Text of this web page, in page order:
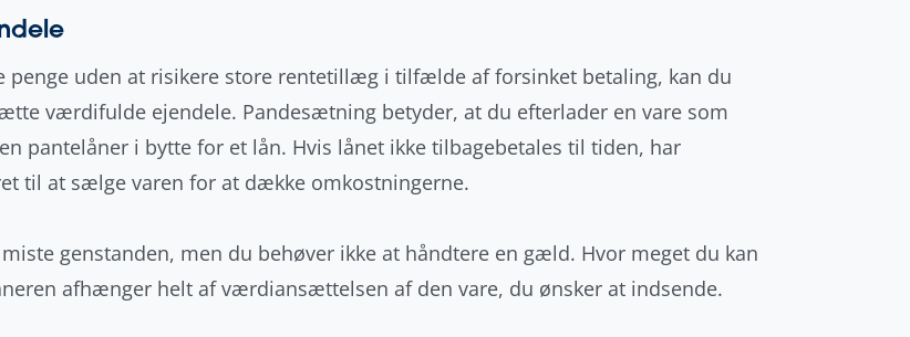
penge uden at risikere store rentetillæg i tilfælde af forsinket betaling, kan du
værdifulde ejendele. Pandesætning betyder, at du efterlader en vare som
pantelåner i bytte for et lån. Hvis lånet ikke tilbagebetales til tiden, har
til at sælge varen for at dække omkostningerne.
genstanden, men du behøver ikke at håndtere en gæld. Hvor meget du kan
afhænger helt af værdiansættelsen af den vare, du ønsker at indsende.